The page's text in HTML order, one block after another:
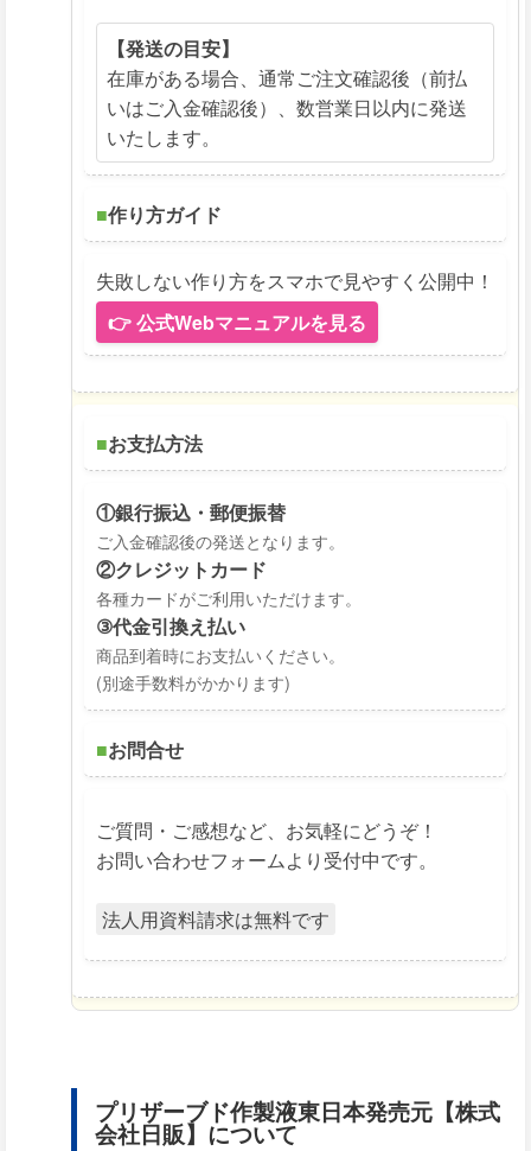
【発送の目安】
在庫がある場合、通常ご注文確認後（前払
いはご入金確認後）、数営業日以内に発送
いたします。
■作り方ガイド
失敗しない作り方をスマホで見やすく公開中！
👉 公式Webマニュアルを見る
■お支払方法
①銀行振込・郵便振替
ご入金確認後の発送となります。
②クレジットカード
各種カードがご利用いただけます。
③代金引換え払い
商品到着時にお支払いください。
(別途手数料がかかります)
■お問合せ
ご質問・ご感想など、お気軽にどうぞ！
お問い合わせフォームより受付中です。
法人用資料請求は無料です
プリザーブド作製液東日本発売元【株式
会社日販】について